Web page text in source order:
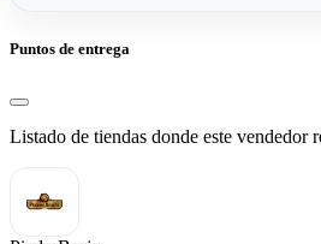
Puntos de entrega
Listado de tiendas donde este vendedor